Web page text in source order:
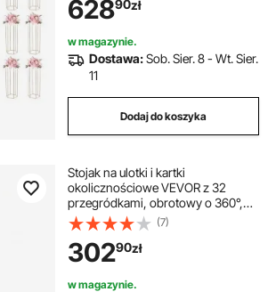
urodziny, do domu, jako dekoracja
stołu, różowe złoto
62890zł
w magazynie.
Dostawa:Sob. Sier. 8 - Wt. Sier.
11
Dodaj do koszyka
Stojak na ulotki i kartki
okolicznościowe VEVOR z 32
przegródkami, obrotowy o 360°,
stojak na czasopisma z uchwytem
na szyld i 4 kółkami, stojak na ulotki
na wystawy, do biur, na targi, stojak
na ulotki
(7)
30290zł
w magazynie.